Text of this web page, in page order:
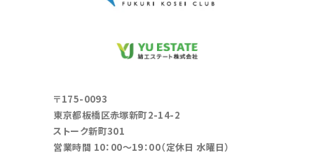
〒175-0093
東京都板橋区赤塚新町2-14-2
ストーク新町301
営業時間 10：00～19：00（定休日 水曜日）